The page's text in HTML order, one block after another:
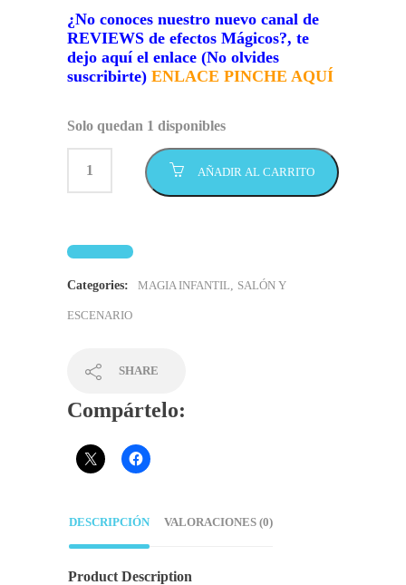
¿No conoces nuestro nuevo canal de
REVIEWS de efectos Mágicos?, te
dejo aquí el enlace (No olvides
suscribirte) ENLACE PINCHE AQUÍ
Solo quedan 1 disponibles
AÑADIR AL CARRITO
Categories: MAGIA INFANTIL, SALÓN Y
ESCENARIO
SHARE
Compártelo:
DESCRIPCIÓN VALORACIONES (0)
Product Description